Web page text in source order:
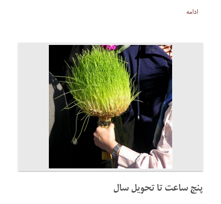
ادامه
پنج ساعت تا تحویل سال